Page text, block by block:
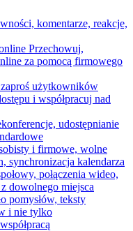
komentarze, reakcje,
Przechowuj,
za pomocą firmowego
użytkowników
i współpracuj nad
udostępnianie
i firmowe, wolne
synchronizacja kalendarza
połączenia wideo,
dowolnego miejsca
pomysłów, teksty
i nie tylko